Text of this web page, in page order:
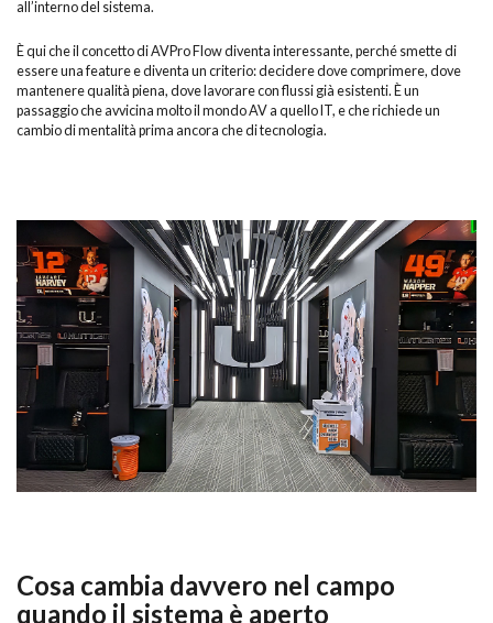
all’interno del sistema.
È qui che il concetto di AVPro Flow diventa interessante, perché smette di
essere una feature e diventa un criterio: decidere dove comprimere, dove
mantenere qualità piena, dove lavorare con flussi già esistenti. È un
passaggio che avvicina molto il mondo AV a quello IT, e che richiede un
cambio di mentalità prima ancora che di tecnologia.
Cosa cambia davvero nel campo
quando il sistema è aperto